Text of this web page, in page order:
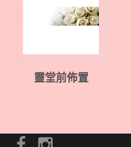
靈堂前佈置